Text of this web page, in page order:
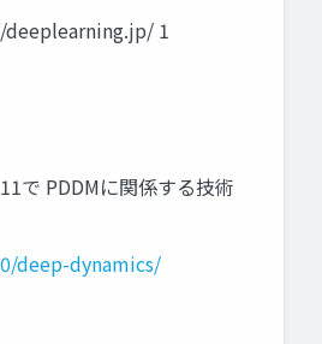
deeplearning.jp/ 1
PDDMに関係する技術
deep-dynamics/